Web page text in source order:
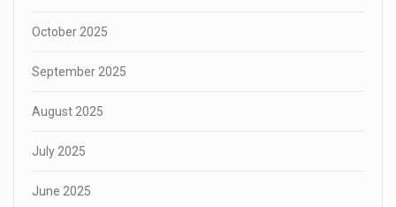
October 2025
September 2025
August 2025
July 2025
June 2025